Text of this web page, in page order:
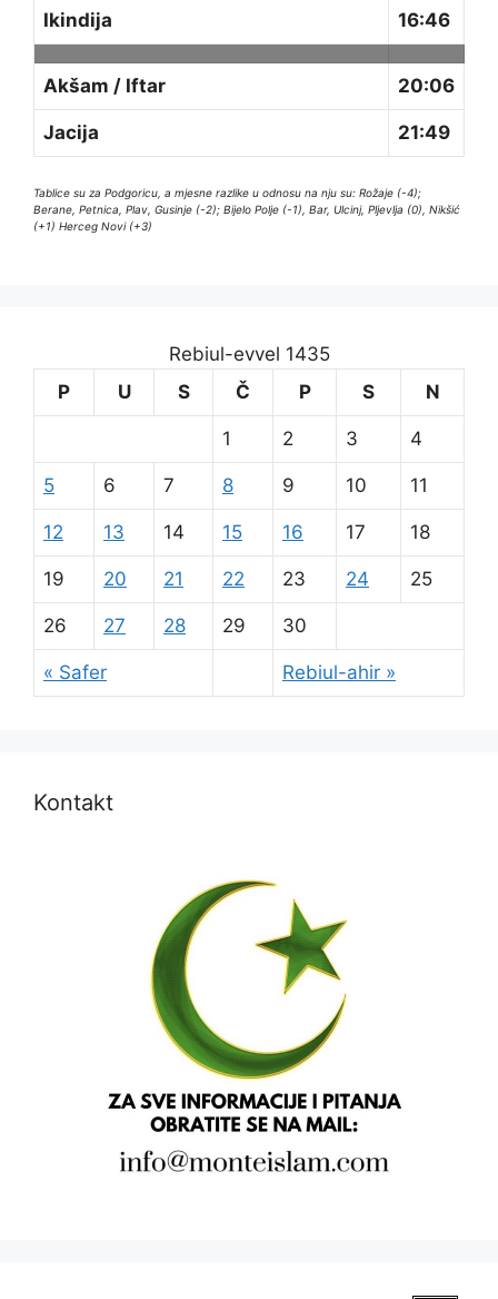
Ikindija 16:46
Akšam / Iftar 20:06
Jacija 21:49
Tablice su za Podgoricu, a mjesne razlike u odnosu na nju su: Rožaje (-4);
Berane, Petnica, Plav, Gusinje (-2); Bijelo Polje (-1), Bar, Ulcinj, Pljevlja (0), Nikšić
(+1) Herceg Novi (+3)
Rebiul-evvel 1435
P
U S Č P S N
« Safer Rebiul-ahir »
1 2 3 4
5 6 7 8 9 10 11
12 13 14 15 16 17 18
19 20 21 22 23 24 25
26 27 28 29 30
Kontakt